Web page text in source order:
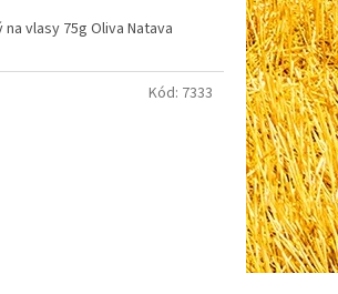
na vlasy 75g Oliva Natava
Kód: 7333